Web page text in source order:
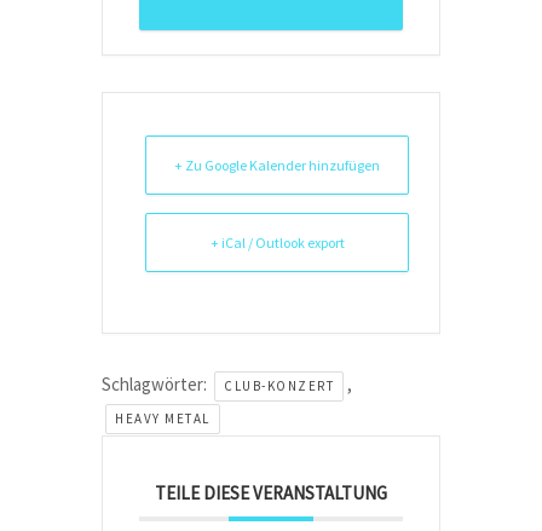
+ Zu Google Kalender hinzufügen
+ iCal / Outlook export
Schlagwörter: CLUB-KONZERT ,
HEAVY METAL
TEILE DIESE VERANSTALTUNG